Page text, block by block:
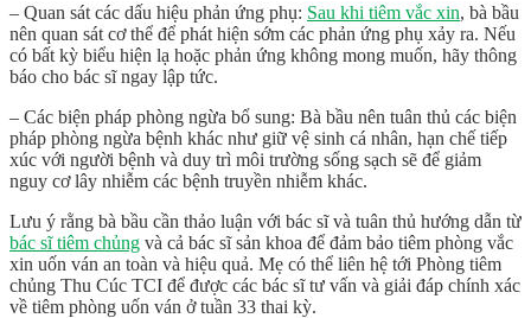
– Quan sát các dấu hiệu phản ứng phụ: Sau khi tiêm vắc xin, bà bầu
nên quan sát cơ thể để phát hiện sớm các phản ứng phụ xảy ra. Nếu
có bất kỳ biểu hiện lạ hoặc phản ứng không mong muốn, hãy thông
báo cho bác sĩ ngay lập tức.
– Các biện pháp phòng ngừa bổ sung: Bà bầu nên tuân thủ các biện
pháp phòng ngừa bệnh khác như giữ vệ sinh cá nhân, hạn chế tiếp
xúc với người bệnh và duy trì môi trường sống sạch sẽ để giảm
nguy cơ lây nhiễm các bệnh truyền nhiễm khác.
Lưu ý rằng bà bầu cần thảo luận với bác sĩ và tuân thủ hướng dẫn từ
bác sĩ tiêm chủng và cả bác sĩ sản khoa để đảm bảo tiêm phòng vắc
xin uốn ván an toàn và hiệu quả. Mẹ có thể liên hệ tới Phòng tiêm
chủng Thu Cúc TCI để được các bác sĩ tư vấn và giải đáp chính xác
về tiêm phòng uốn ván ở tuần 33 thai kỳ.